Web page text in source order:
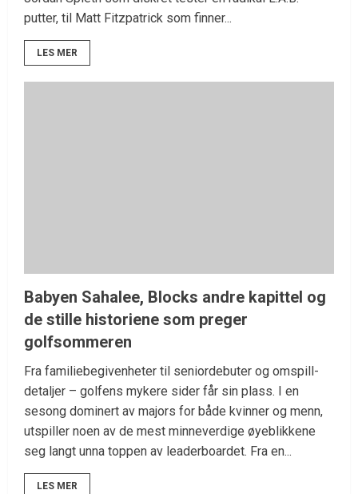
putter, til Matt Fitzpatrick som finner...
LES MER
Babyen Sahalee, Blocks andre kapittel og
de stille historiene som preger
golfsommeren
Fra familiebegivenheter til seniordebuter og omspill-
detaljer – golfens mykere sider får sin plass. I en
sesong dominert av majors for både kvinner og menn,
utspiller noen av de mest minneverdige øyeblikkene
seg langt unna toppen av leaderboardet. Fra en...
LES MER